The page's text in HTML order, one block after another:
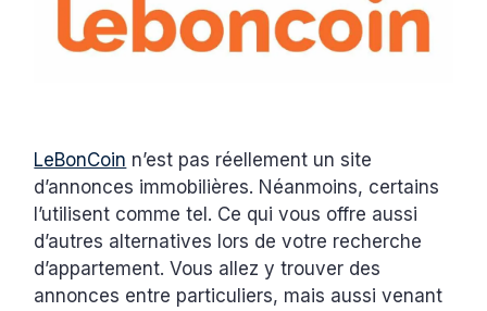
LeBonCoin n’est pas réellement un site
d’annonces immobilières. Néanmoins, certains
l’utilisent comme tel. Ce qui vous offre aussi
d’autres alternatives lors de votre recherche
d’appartement. Vous allez y trouver des
annonces entre particuliers, mais aussi venant